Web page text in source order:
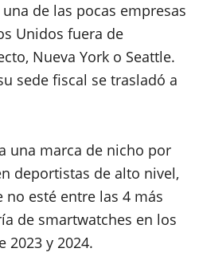
de las pocas empresas
Unidos fuera de
Nueva York o Seattle.
sede fiscal se trasladó a
una marca de nicho por
deportistas de alto nivel,
esté entre las 4 más
de smartwatches en los
2023 y 2024.